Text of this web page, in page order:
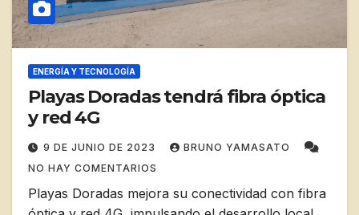
ENERGÍA Y TECNOLOGÍA
Playas Doradas tendrá fibra óptica
y red 4G
9 DE JUNIO DE 2023
BRUNO YAMASATO
NO HAY COMENTARIOS
Playas Doradas mejora su conectividad con fibra